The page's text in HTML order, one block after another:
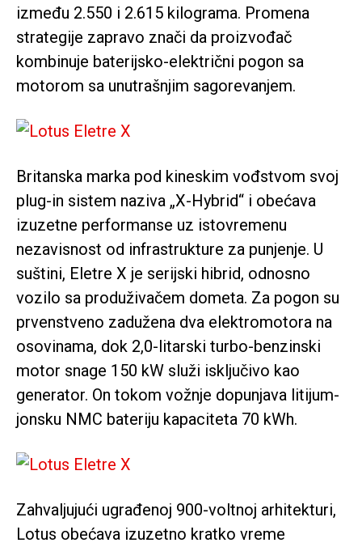
između 2.550 i 2.615 kilograma. Promena
strategije zapravo znači da proizvođač
kombinuje baterijsko-električni pogon sa
motorom sa unutrašnjim sagorevanjem.
Britanska marka pod kineskim vođstvom svoj
plug-in sistem naziva „X-Hybrid“ i obećava
izuzetne performanse uz istovremenu
nezavisnost od infrastrukture za punjenje. U
suštini, Eletre X je serijski hibrid, odnosno
vozilo sa produživačem dometa. Za pogon su
prvenstveno zadužena dva elektromotora na
osovinama, dok 2,0-litarski turbo-benzinski
motor snage 150 kW služi isključivo kao
generator. On tokom vožnje dopunjava litijum-
jonsku NMC bateriju kapaciteta 70 kWh.
Zahvaljujući ugrađenoj 900-voltnoj arhitekturi,
Lotus obećava izuzetno kratko vreme